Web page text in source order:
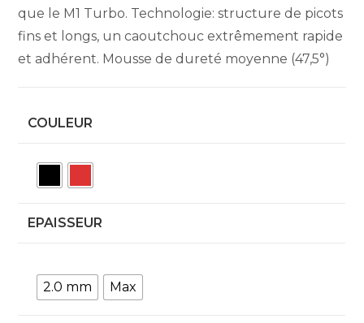
que le M1 Turbo. Technologie: structure de picots
fins et longs, un caoutchouc extrêmement rapide
et adhérent. Mousse de dureté moyenne (47,5°)
COULEUR
EPAISSEUR
2.0 mm Max